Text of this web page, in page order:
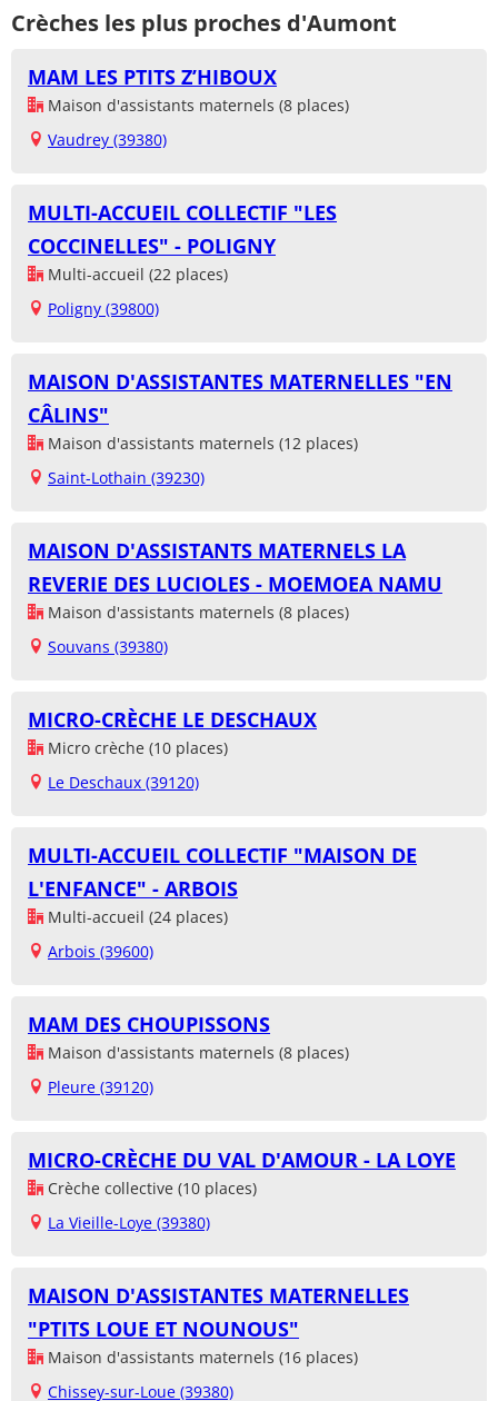
Crèches les plus proches d'Aumont
MAM LES PTITS Z’HIBOUX
Maison d'assistants maternels (8 places)
Vaudrey (39380)
MULTI-ACCUEIL COLLECTIF "LES
COCCINELLES" - POLIGNY
Multi-accueil (22 places)
Poligny (39800)
MAISON D'ASSISTANTES MATERNELLES "EN
CÂLINS"
Maison d'assistants maternels (12 places)
Saint-Lothain (39230)
MAISON D'ASSISTANTS MATERNELS LA
REVERIE DES LUCIOLES - MOEMOEA NAMU
Maison d'assistants maternels (8 places)
Souvans (39380)
MICRO-CRÈCHE LE DESCHAUX
Micro crèche (10 places)
Le Deschaux (39120)
MULTI-ACCUEIL COLLECTIF "MAISON DE
L'ENFANCE" - ARBOIS
Multi-accueil (24 places)
Arbois (39600)
MAM DES CHOUPISSONS
Maison d'assistants maternels (8 places)
Pleure (39120)
MICRO-CRÈCHE DU VAL D'AMOUR - LA LOYE
Crèche collective (10 places)
La Vieille-Loye (39380)
MAISON D'ASSISTANTES MATERNELLES
"PTITS LOUE ET NOUNOUS"
Maison d'assistants maternels (16 places)
Chissey-sur-Loue (39380)